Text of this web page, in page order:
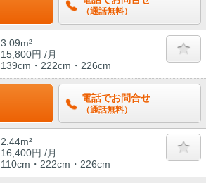
（通話無料）
3.09m²
15,800円 /月
139cm・222cm・226cm
電話でお問合せ
（通話無料）
2.44m²
16,400円 /月
110cm・222cm・226cm